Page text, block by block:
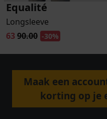
Equalité
Longsleeve
63 90.00 -30%
Maak een
korting op je